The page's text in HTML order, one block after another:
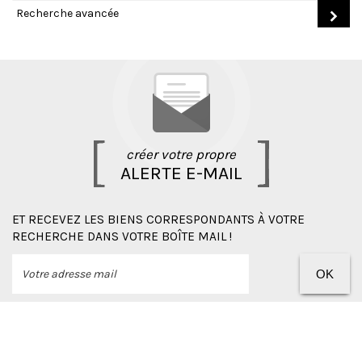
Recherche avancée
créer votre propre
ALERTE E-MAIL
ET RECEVEZ LES BIENS CORRESPONDANTS À VOTRE
RECHERCHE DANS VOTRE BOÎTE MAIL !
OK